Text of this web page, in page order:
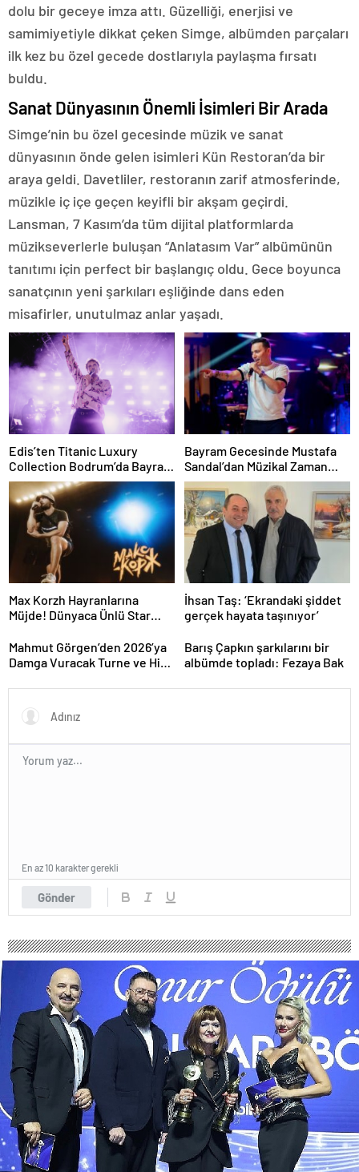
dolu bir geceye imza attı. Güzelliği, enerjisi ve
samimiyetiyle dikkat çeken Simge, albümden parçaları
ilk kez bu özel gecede dostlarıyla paylaşma fırsatı
buldu.
Sanat Dünyasının Önemli İsimleri Bir Arada
Simge’nin bu özel gecesinde müzik ve sanat
dünyasının önde gelen isimleri Kün Restoran’da bir
araya geldi. Davetliler, restoranın zarif atmosferinde,
müzikle iç içe geçen keyifli bir akşam geçirdi.
Lansman, 7 Kasım’da tüm dijital platformlarda
müzikseverlerle buluşan “Anlatasım Var” albümünün
tanıtımı için perfect bir başlangıç oldu. Gece boyunca
sanatçının yeni şarkıları eşliğinde dans eden
misafirler, unutulmaz anlar yaşadı.
Edis’ten Titanic Luxury
Collection Bodrum’da Bayram
Gecesine Damga Vuran
Performans
Bayram Gecesinde Mustafa
Sandal’dan Müzikal Zaman
Yolculuğu
Max Korzh Hayranlarına
Müjde! Dünyaca Ünlü Star
Performansla Hayranlarıyla
Buluşuyor
İhsan Taş: ‘Ekrandaki şiddet
gerçek hayata taşınıyor’
Mahmut Görgen’den 2026’ya
Damga Vuracak Turne ve Hit
Barış Çapkın şarkılarını bir
albümde topladı: Fezaya Bak
Gönder
En az 10 karakter gerekli